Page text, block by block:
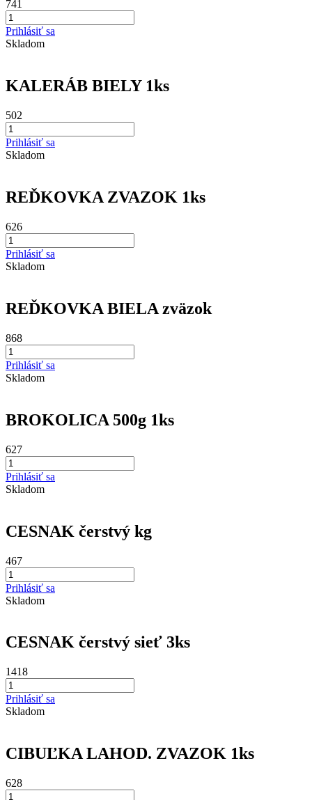
741
Prihlásiť sa
Skladom
KALERÁB BIELY 1ks
502
Prihlásiť sa
Skladom
REĎKOVKA ZVAZOK 1ks
626
Prihlásiť sa
Skladom
REĎKOVKA BIELA zväzok
868
Prihlásiť sa
Skladom
BROKOLICA 500g 1ks
627
Prihlásiť sa
Skladom
CESNAK čerstvý kg
467
Prihlásiť sa
Skladom
CESNAK čerstvý sieť 3ks
1418
Prihlásiť sa
Skladom
CIBUĽKA LAHOD. ZVAZOK 1ks
628